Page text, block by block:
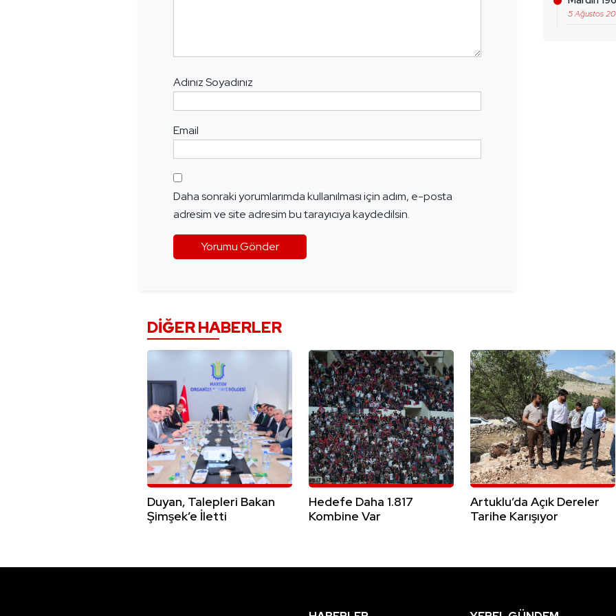
Adınız Soyadınız
Email
Daha sonraki yorumlarımda kullanılması için adım, e-posta
adresim ve site adresim bu tarayıcıya kaydedilsin.
5 Ağustos
DIĞER HABERLER
Duyan, Talepleri Bakan
Şimşek’e İletti
Hedefe Daha 1.817
Kombine Var
Artuklu’da Açık Dereler
Tarihe Karışıyor